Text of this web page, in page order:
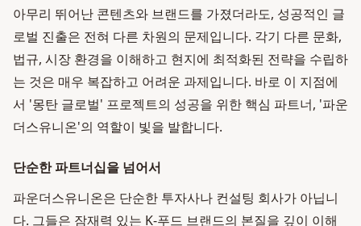
아무리 뛰어난 콘텐츠와 브랜드를 가졌더라도, 성공적인 글
로벌 진출은 전혀 다른 차원의 문제입니다. 각기 다른 문화,
법규, 시장 환경을 이해하고 현지에 최적화된 전략을 수립하
는 것은 매우 복잡하고 어려운 과제입니다. 바로 이 지점에
서 '몽탄 글로벌' 프로젝트의 성공을 위한 핵심 파트너, '파운
더스유니온'의 역할이 빛을 발합니다.
단순한 파트너십을 넘어서
파운더스유니온은 단순한 투자사나 컨설팅 회사가 아닙니
다. 그들은 잠재력 있는 K-푸드 브랜드의 본질을 깊이 이해